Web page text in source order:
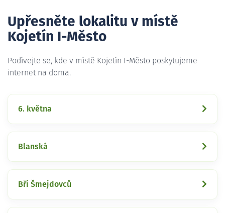
Upřesněte lokalitu v místě
Kojetín I-Město
Podívejte se, kde v místě Kojetín I-Město poskytujeme
internet na doma.
6. května
Blanská
Bří Šmejdovců